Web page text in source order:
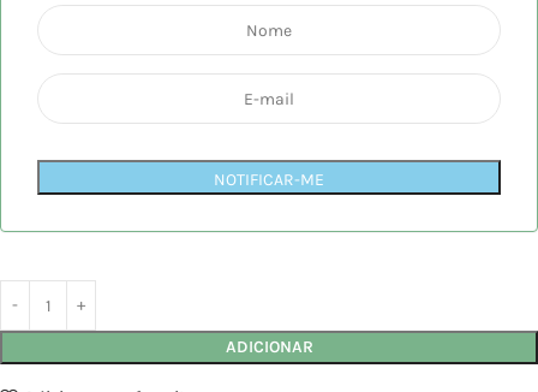
NOTIFICAR-ME
ADICIONAR